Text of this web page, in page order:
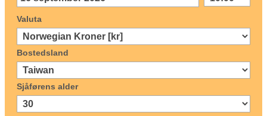
Valuta
Bostedsland
Sjåførens alder